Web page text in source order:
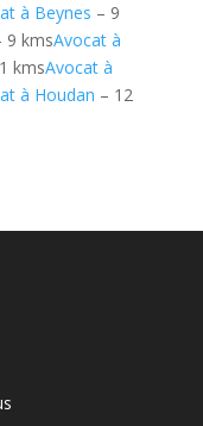
à Beynes – 9
kmsAvocat à
kmsAvocat à
à Houdan – 12